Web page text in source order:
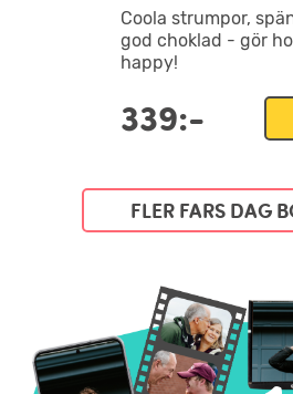
Coola strumpor,
god choklad - gör
happy!
339:-
FLER FARS DAG